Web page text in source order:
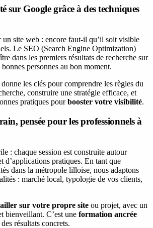
sur Google grâce à des techniques
un site web : encore faut-il qu’il soit visible
Le SEO (Search Engine Optimization)
dans les premiers résultats de recherche sur
personnes au bon moment.
les clés pour comprendre les règles du
construire une stratégie efficace, et
pratiques pourbooster votre visibilité.
pensée pour les professionnels à
: chaque session est construite autour
d’applications pratiques. En tant que
dans la métropole lilloise, nous adaptons
: marché local, typologie de vos clients,
sur votre propre site ou projet, avec un
bienveillant. C’est une formation ancrée
résultats concrets.